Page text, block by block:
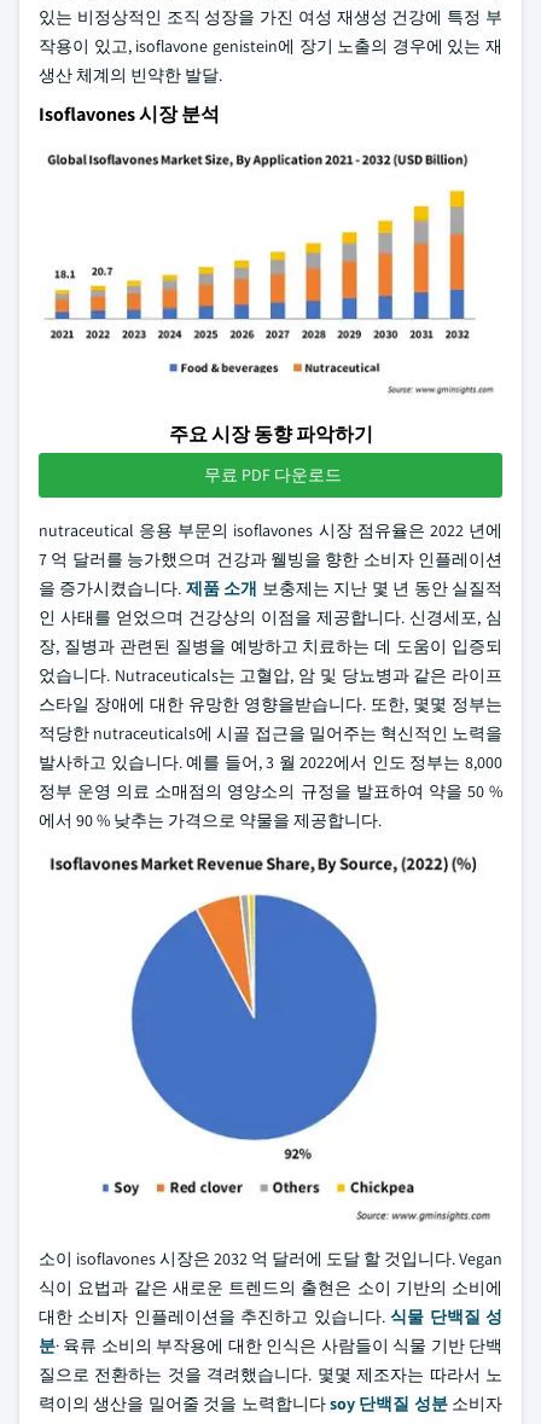
있는 비정상적인 조직 성장을 가진 여성 재생성 건강에 특정 부
작용이 있고, isoflavone genistein에 장기 노출의 경우에 있는 재
생산 체계의 빈약한 발달.
Isoflavones 시장 분석
주요 시장 동향 파악하기
무료 PDF 다운로드
nutraceutical 응용 부문의 isoflavones 시장 점유율은 2022 년에
7 억 달러를 능가했으며 건강과 웰빙을 향한 소비자 인플레이션
을 증가시켰습니다. 제품 소개 보충제는 지난 몇 년 동안 실질적
인 사태를 얻었으며 건강상의 이점을 제공합니다. 신경세포, 심
장, 질병과 관련된 질병을 예방하고 치료하는 데 도움이 입증되
었습니다. Nutraceuticals는 고혈압, 암 및 당뇨병과 같은 라이프
스타일 장애에 대한 유망한 영향을받습니다. 또한, 몇몇 정부는
적당한 nutraceuticals에 시골 접근을 밀어주는 혁신적인 노력을
발사하고 있습니다. 예를 들어, 3 월 2022에서 인도 정부는 8,000
정부 운영 의료 소매점의 영양소의 규정을 발표하여 약을 50 %
에서 90 % 낮추는 가격으로 약물을 제공합니다.
소이 isoflavones 시장은 2032 억 달러에 도달 할 것입니다. Vegan
식이 요법과 같은 새로운 트렌드의 출현은 소이 기반의 소비에
대한 소비자 인플레이션을 추진하고 있습니다.식물 단백질 성
분· 육류 소비의 부작용에 대한 인식은 사람들이 식물 기반 단백
질으로 전환하는 것을 격려했습니다. 몇몇 제조자는 따라서 노
력이의 생산을 밀어줄 것을 노력합니다soy 단백질 성분소비자